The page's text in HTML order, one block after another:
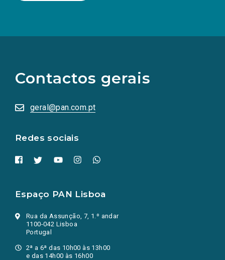
Contactos gerais
geral@pan.com.pt
Redes sociais
redes
sociais
numa
nova
Espaço PAN Lisboa
Rua da Assunção, 7, 1.º andar
1100-042 Lisboa
Portugal
2ª a 6ª das 10h00 às 13h00
e das 14h00 às 16h00